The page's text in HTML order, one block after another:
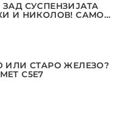
СУСПЕНЗИЈАТА
И НИКОЛОВ! САМО
ИЛИ СТАРО ЖЕЛЕЗО?
С5Е7